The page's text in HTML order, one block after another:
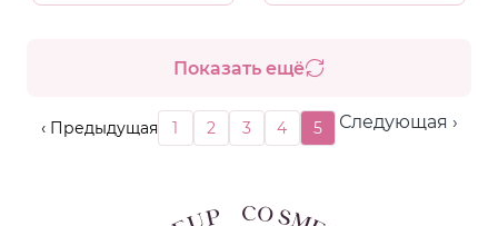
Показать ещё
‹ Предыдущая 1 2 3 4 5 Следующая ›